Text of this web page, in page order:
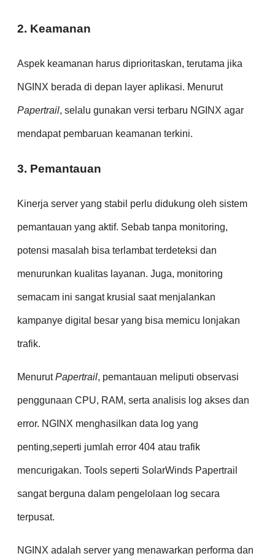
2. Keamanan
Aspek keamanan harus diprioritaskan, terutama jika
NGINX berada di depan layer aplikasi. Menurut
Papertrail, selalu gunakan versi terbaru NGINX agar
mendapat pembaruan keamanan terkini.
3. Pemantauan
Kinerja server yang stabil perlu didukung oleh sistem
pemantauan yang aktif. Sebab tanpa monitoring,
potensi masalah bisa terlambat terdeteksi dan
menurunkan kualitas layanan. Juga, monitoring
semacam ini sangat krusial saat menjalankan
kampanye digital besar yang bisa memicu lonjakan
trafik.
MenurutPapertrail, pemantauan meliputi observasi
penggunaan CPU, RAM, serta analisis log akses dan
error. NGINX menghasilkan data log yang
penting,seperti jumlah error 404 atau trafik
mencurigakan. Tools seperti SolarWinds Papertrail
sangat berguna dalam pengelolaan log secara
terpusat.
NGINX adalah server yang menawarkan performa dan